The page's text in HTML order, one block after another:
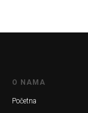
O NAMA
Početna